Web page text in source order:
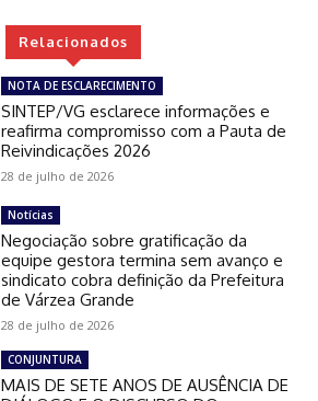
Relacionados
NOTA DE ESCLARECIMENTO
SINTEP/VG esclarece informações e
reafirma compromisso com a Pauta de
Reivindicações 2026
28 de julho de 2026
Notícias
Negociação sobre gratificação da
equipe gestora termina sem avanço e
sindicato cobra definição da Prefeitura
de Várzea Grande
28 de julho de 2026
CONJUNTURA
MAIS DE SETE ANOS DE AUSÊNCIA DE